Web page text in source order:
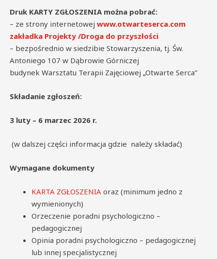
Druk KARTY ZGŁOSZENIA można pobrać:
– ze strony internetowej www.otwarteserca.com
zakładka Projekty /Droga do przyszłości
– bezpośrednio w siedzibie Stowarzyszenia, tj. Św.
Antoniego 107 w Dąbrowie Górniczej
budynek Warsztatu Terapii Zajęciowej „Otwarte Serca”
Składanie zgłoszeń:
3 luty – 6 marzec 2026 r.
(w dalszej części informacja gdzie należy składać)
Wymagane dokumenty
KARTA ZGŁOSZENIA oraz (minimum jedno z
wymienionych)
Orzeczenie poradni psychologiczno –
pedagogicznej
Opinia poradni psychologiczno – pedagogicznej
lub innej specjalistycznej